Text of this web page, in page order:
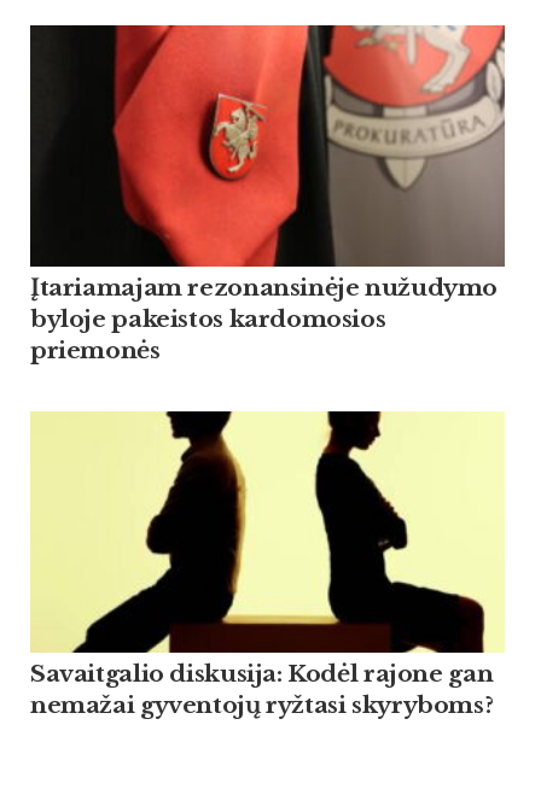
Įtariamajam rezonansinėje nužudymo
byloje pakeistos kardomosios
priemonės
Savaitgalio diskusija: Kodėl rajone gan
nemažai gyventojų ryžtasi skyryboms?